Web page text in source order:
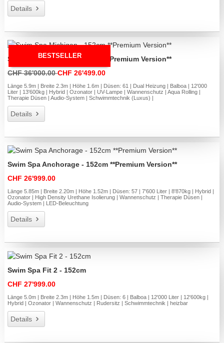
Details
BESTSELLER
Swim Spa Michigan - 152cm **Premium Version**
CHF 36'000.00CHF 26'499.00
Länge 5.9m | Breite 2.3m | Höhe 1.6m | Düsen: 61 | Dual Heizung | Balboa | 12'000
Liter | 13'600kg | Hybrid | Ozonator | UV-Lampe | Wannenschutz | Aqua Rolling |
Therapie Düsen | Audio-System | Schwimmtechnik (Luxus) |
Details
Swim Spa Anchorage - 152cm **Premium Version**
CHF 26'999.00
Länge 5.85m | Breite 2.20m | Höhe 1.52m | Düsen: 57 | 7'600 Liter | 8'870kg | Hybrid |
Ozonator | High Density Urethane Isolierung | Wannenschutz | Therapie Düsen |
Audio-System | LED-Beleuchtung
Details
Swim Spa Fit 2 - 152cm
CHF 27'999.00
Länge 5.0m | Breite 2.3m | Höhe 1.5m | Düsen: 6 | Balboa | 12'000 Liter | 12'600kg |
Hybrid | Ozonator | Wannenschutz | Rudersitz | Schwimmtechnik | heizbar
Details